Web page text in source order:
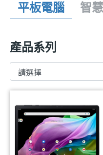
平板電腦 智
產品系列